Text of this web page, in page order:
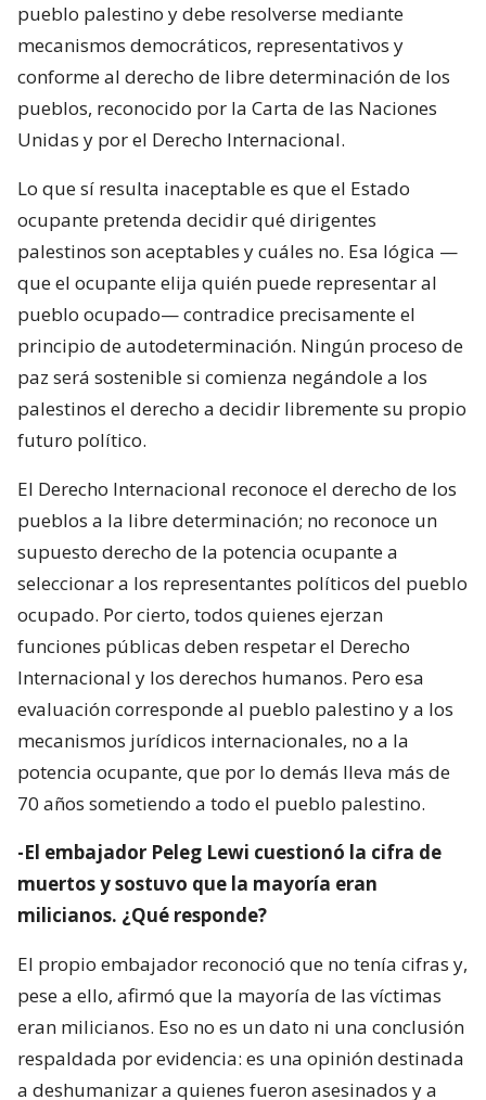
pueblo palestino y debe resolverse mediante
mecanismos democráticos, representativos y
conforme al derecho de libre determinación de los
pueblos, reconocido por la Carta de las Naciones
Unidas y por el Derecho Internacional.
Lo que sí resulta inaceptable es que el Estado
ocupante pretenda decidir qué dirigentes
palestinos son aceptables y cuáles no. Esa lógica —
que el ocupante elija quién puede representar al
pueblo ocupado— contradice precisamente el
principio de autodeterminación. Ningún proceso de
paz será sostenible si comienza negándole a los
palestinos el derecho a decidir libremente su propio
futuro político.
El Derecho Internacional reconoce el derecho de los
pueblos a la libre determinación; no reconoce un
supuesto derecho de la potencia ocupante a
seleccionar a los representantes políticos del pueblo
ocupado. Por cierto, todos quienes ejerzan
funciones públicas deben respetar el Derecho
Internacional y los derechos humanos. Pero esa
evaluación corresponde al pueblo palestino y a los
mecanismos jurídicos internacionales, no a la
potencia ocupante, que por lo demás lleva más de
70 años sometiendo a todo el pueblo palestino.
-El embajador Peleg Lewi cuestionó la cifra de
muertos y sostuvo que la mayoría eran
milicianos. ¿Qué responde?
El propio embajador reconoció que no tenía cifras y,
pese a ello, afirmó que la mayoría de las víctimas
eran milicianos. Eso no es un dato ni una conclusión
respaldada por evidencia: es una opinión destinada
a deshumanizar a quienes fueron asesinados y a